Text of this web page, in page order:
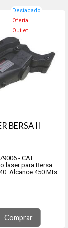
Destacado
Oferta
Outlet
BERSA II
- CAT
laser para Bersa
Alcance 450 Mts.
Comprar